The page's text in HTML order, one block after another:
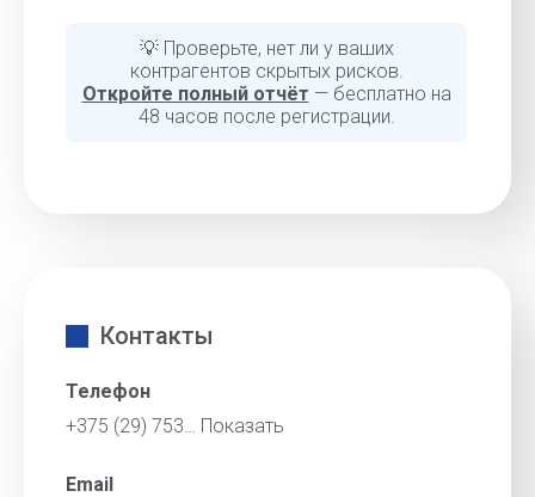
💡 Проверьте, нет ли у ваших
контрагентов скрытых рисков.
Откройте полный отчёт — бесплатно на
48 часов после регистрации.
Контакты
Телефон
+375 (29) 753… Показать
Email